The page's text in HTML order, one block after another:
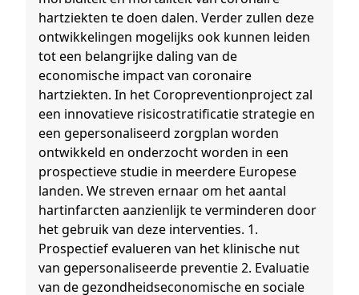
hartziekten te doen dalen. Verder zullen deze
ontwikkelingen mogelijks ook kunnen leiden
tot een belangrijke daling van de
economische impact van coronaire
hartziekten. In het Coropreventionproject zal
een innovatieve risicostratificatie strategie en
een gepersonaliseerd zorgplan worden
ontwikkeld en onderzocht worden in een
prospectieve studie in meerdere Europese
landen. We streven ernaar om het aantal
hartinfarcten aanzienlijk te verminderen door
het gebruik van deze interventies. 1.
Prospectief evalueren van het klinische nut
van gepersonaliseerde preventie 2. Evaluatie
van de gezondheidseconomische en sociale